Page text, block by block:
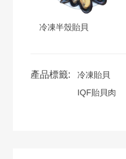
冷凍半殼貽貝
產品標籤: 冷凍貽貝
IQF貽貝肉